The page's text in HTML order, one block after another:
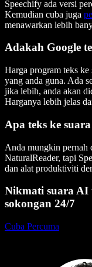
Speechify ada versi
Kemudian cuba juga
menawarkan lebih
Adakah Google
Harga program teks ke
yang anda guna. Ada
jika lebih, anda akan
Harganya lebih jelas
Apa teks ke
Anda mungkin pernah
NaturalReader, tapi
dan alat produktiviti
Nikmati suara AI
sokongan 24/7
Cuba Percuma